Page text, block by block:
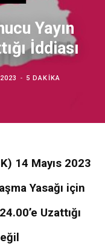
Yayın
İddiası
5 DAKIKA
14 Mayıs 2023
Yasağı için
Uzattığı